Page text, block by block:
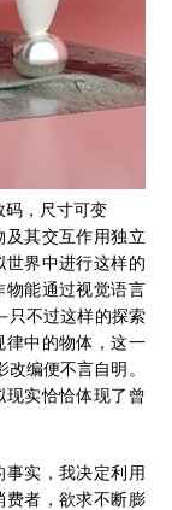
码，尺寸可变
其交互作用独立
界中进行这样的
物能通过视觉语言
只不过这样的探索
律中的物体，这一
编便不言自明。
实恰恰体现了曾
实，我决定利用
费者，欲求不断膨